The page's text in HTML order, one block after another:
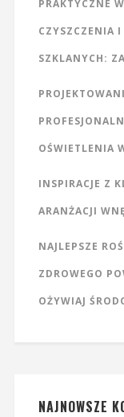
PRAKTYCZNE
CZYSZCZENIA
SZKLANYCH:
OŚWIETLENIA
INSPIRACJE Z
ARANŻACJI
NAJLEPSZE
ZDROWEGO
OŻYWIAJ
NAJNOWSZE